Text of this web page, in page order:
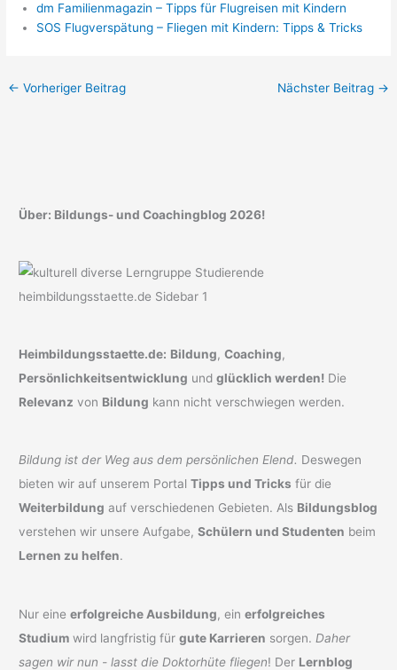
dm Familienmagazin – Tipps für Flugreisen mit Kindern
SOS Flugverspätung – Fliegen mit Kindern: Tipps & Tricks
← Vorheriger Beitrag Nächster Beitrag →
Über: Bildungs- und Coachingblog 2026!
Heimbildungsstaette.de: Bildung,Coaching,
Persönlichkeitsentwicklung undglücklich werden! Die
Relevanz von Bildung kann nicht verschwiegen werden.
Bildung ist der Weg aus dem persönlichen Elend. Deswegen
bieten wir auf unserem PortalTipps und Tricks für die
Weiterbildung auf verschiedenen Gebieten. Als Bildungsblog
verstehen wir unsere Aufgabe,Schülern und Studenten beim
Lernen zu helfen.
Nur eineerfolgreiche Ausbildung, einerfolgreiches
Studium wird langfristig fürgute Karrieren sorgen. Daher
sagen wir nun - lasst die Doktorhüte fliegen! Der Lernblog